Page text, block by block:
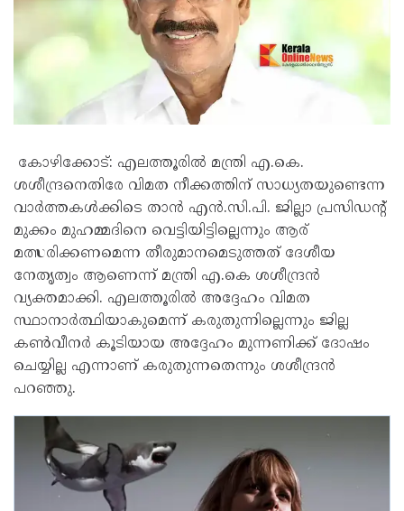
കോഴിക്കോട്: എലത്തൂരിൽ മന്ത്രി എ.കെ.
ശശീന്ദ്രനെതിരേ വിമത നീക്കത്തിന് സാധ്യതയുണ്ടെന്ന
വാർത്തകൾക്കിടെ താൻ എൻ.സി.പി. ജില്ലാ പ്രസിഡന്റ്
മുക്കം മുഹമ്മദിനെ വെട്ടിയിട്ടില്ലെന്നും ആര്
മത്സരിക്കണമെന്ന തീരുമാനമെടുത്തത് ദേശീയ
നേതൃത്വം ആണെന്ന് മന്ത്രി എ.കെ ശശീന്ദ്രൻ
വ്യക്തമാക്കി. എലത്തൂരിൽ അദ്ദേഹം വിമത
സ്ഥാനാർത്ഥിയാകുമെന്ന് കരുതുന്നില്ലെന്നും ജില്ല
കൺവീനർ കൂടിയായ അദ്ദേഹം മുന്നണിക്ക് ദോഷം
ചെയ്യില്ല എന്നാണ് കരുതുന്നതെന്നും ശശീന്ദ്രൻ
പറഞ്ഞു.